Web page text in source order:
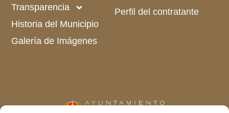
Perfil del contratante
Transparencia
Historia del Municipio
Galería de Imágenes